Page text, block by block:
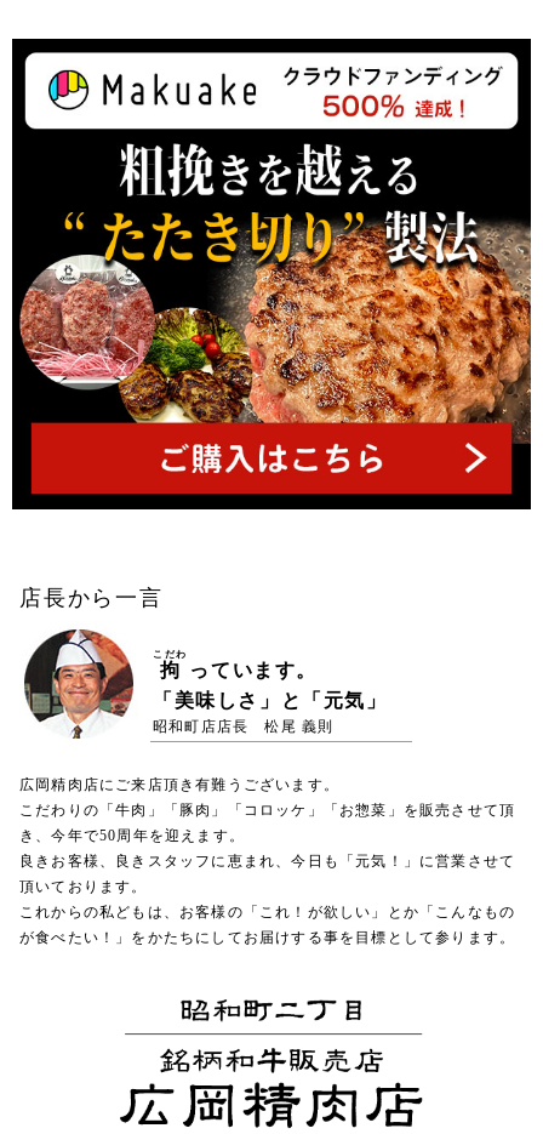
ト
ッ
へ
店長から一言
拘
こだわ
っています。
「美味しさ」と「元気」
昭和町店店長 松尾 義則
広岡精肉店にご来店頂き有難うございます。
こだわりの「牛肉」「豚肉」「コロッケ」「お惣菜」を販売させて頂
き、今年で50周年を迎えます。
良きお客様、良きスタッフに恵まれ、今日も「元気！」に営業させて
頂いております。
これからの私どもは、お客様の「これ！が欲しい」とか「こんなもの
が食べたい！」をかたちにしてお届けする事を目標として参ります。